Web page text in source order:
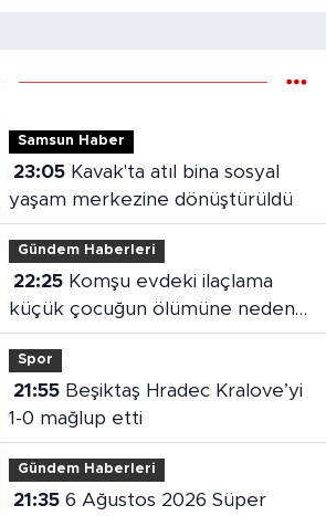
Samsun Haber
23:05Kavak'ta atıl bina sosyal
yaşam merkezine dönüştürüldü
Gündem Haberleri
22:25Komşu evdeki ilaçlama
küçük çocuğun ölümüne neden
oldu
Spor
21:55Beşiktaş Hradec Kralove’yi
1-0 mağlup etti
Gündem Haberleri
21:356 Ağustos 2026 Süper